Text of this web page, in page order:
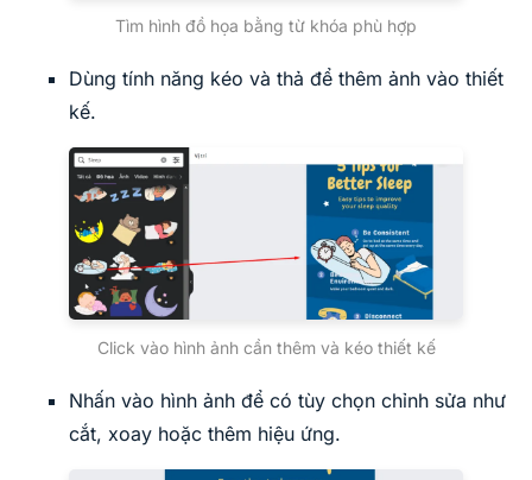
Tìm hình đồ họa bằng từ khóa phù hợp
Dùng tính năng kéo và thả để thêm ảnh vào thiết
kế.
Click vào hình ảnh cần thêm và kéo thiết kế
Nhấn vào hình ảnh để có tùy chọn chỉnh sửa như
cắt, xoay hoặc thêm hiệu ứng.